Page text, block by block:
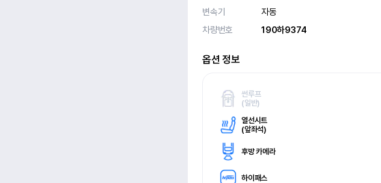
변속기
자동
차량번호
190하9374
옵션 정보
썬루프
(일반)
열선시트
(앞좌석)
후방 카메라
하이패스